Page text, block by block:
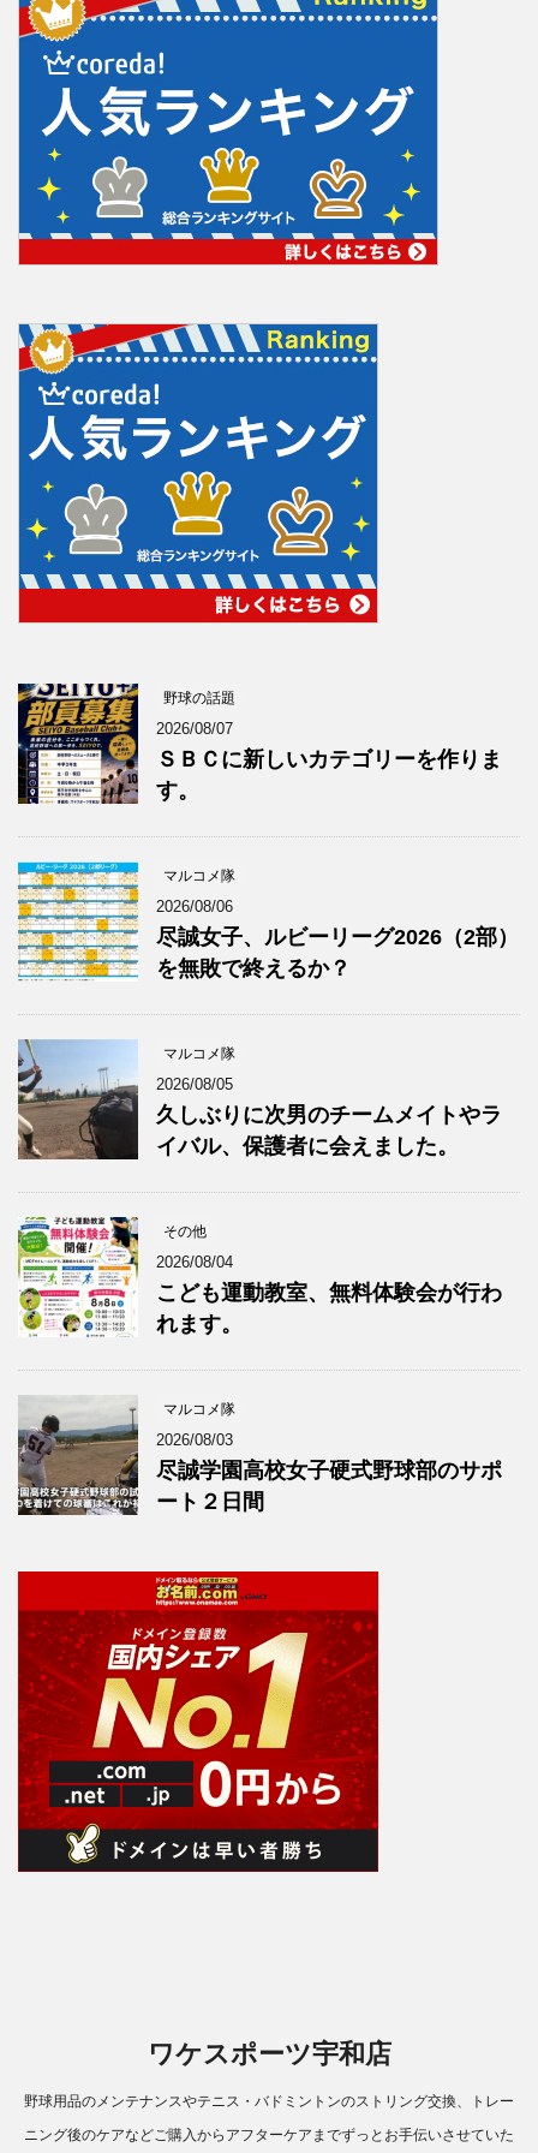
野球の話題
2026/08/07
ＳＢＣに新しいカテゴリーを作りま
す。
マルコメ隊
2026/08/06
尽誠女子、ルビーリーグ2026（2部）
を無敗で終えるか？
マルコメ隊
2026/08/05
久しぶりに次男のチームメイトやラ
イバル、保護者に会えました。
その他
2026/08/04
こども運動教室、無料体験会が行わ
れます。
マルコメ隊
2026/08/03
尽誠学園高校女子硬式野球部のサポ
ート２日間
ワケスポーツ宇和店
野球用品のメンテナンスやテニス・バドミントンのストリング交換、トレー
ニング後のケアなどご購入からアフターケアまでずっとお手伝いさせていた